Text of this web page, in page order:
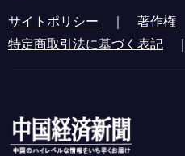
サイトポリシー ｜ 著作権
特定商取引法に基づく表記